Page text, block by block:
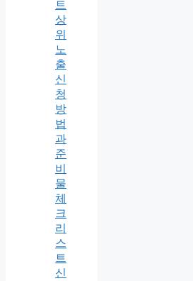
트
상
위
노
출
신
청
방
법
과
준
비
물
체
크
리
스
트
신